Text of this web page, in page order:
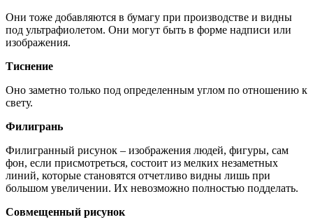
Они тоже добавляются в бумагу при производстве и видны
под ультрафиолетом. Они могут быть в форме надписи или
изображения.
Тиснение
Оно заметно только под определенным углом по отношению к
свету.
Филигрань
Филигранный рисунок – изображения людей, фигуры, сам
фон, если присмотреться, состоит из мелких незаметных
линий, которые становятся отчетливо видны лишь при
большом увеличении. Их невозможно полностью подделать.
Совмещенный рисунок